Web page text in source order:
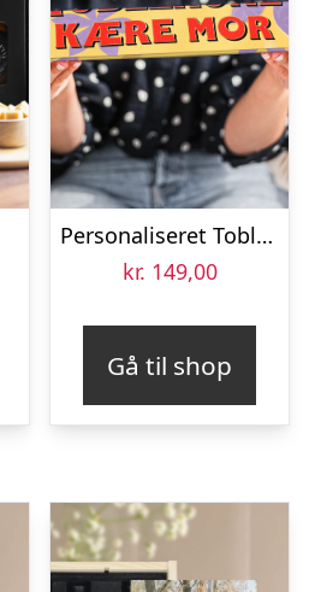
Personaliseret Toblerone – Mors Dag – Stor
kr. 149,00
Gå til shop